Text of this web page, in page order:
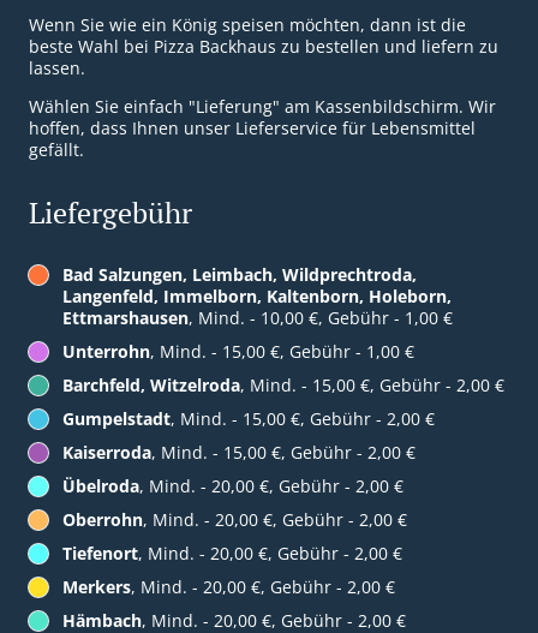
Wenn Sie wie ein König speisen möchten, dann ist die
beste Wahl bei Pizza Backhaus zu bestellen und liefern zu
lassen.
Wählen Sie einfach "Lieferung" am Kassenbildschirm. Wir
hoffen, dass Ihnen unser Lieferservice für Lebensmittel
gefällt.
Liefergebühr
Bad Salzungen, Leimbach, Wildprechtroda,
Langenfeld, Immelborn, Kaltenborn, Holeborn,
Ettmarshausen, Mind. - 10,00 €, Gebühr - 1,00 €
Unterrohn, Mind. - 15,00 €, Gebühr - 1,00 €
Barchfeld, Witzelroda, Mind. - 15,00 €, Gebühr - 2,00 €
Gumpelstadt, Mind. - 15,00 €, Gebühr - 2,00 €
Kaiserroda, Mind. - 15,00 €, Gebühr - 2,00 €
Übelroda, Mind. - 20,00 €, Gebühr - 2,00 €
Oberrohn, Mind. - 20,00 €, Gebühr - 2,00 €
Tiefenort, Mind. - 20,00 €, Gebühr - 2,00 €
Merkers, Mind. - 20,00 €, Gebühr - 2,00 €
Hämbach, Mind. - 20,00 €, Gebühr - 2,00 €